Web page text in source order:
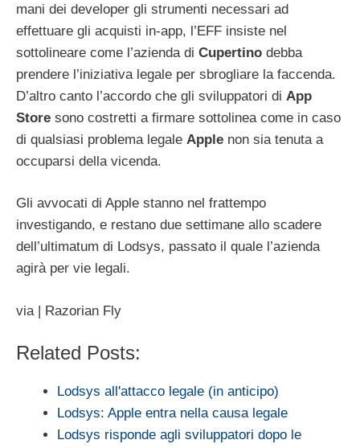
mani dei developer gli strumenti necessari ad
effettuare gli acquisti in-app, l’EFF insiste nel
sottolineare come l’azienda di Cupertino debba
prendere l’iniziativa legale per sbrogliare la faccenda.
D’altro canto l’accordo che gli sviluppatori di App
Store sono costretti a firmare sottolinea come in caso
di qualsiasi problema legale Apple non sia tenuta a
occuparsi della vicenda.
Gli avvocati di Apple stanno nel frattempo
investigando, e restano due settimane allo scadere
dell’ultimatum di Lodsys, passato il quale l’azienda
agirà per vie legali.
via | Razorian Fly
Related Posts:
Lodsys all'attacco legale (in anticipo)
Lodsys: Apple entra nella causa legale
Lodsys risponde agli sviluppatori dopo le